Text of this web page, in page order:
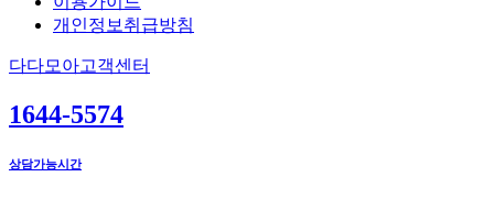
개인정보취급방침
다다모아고객센터
1644-5574
상담가능시간